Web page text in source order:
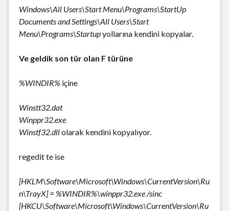
Windows\All Users\Start Menu\Programs\StartUp
Documents and Settings\All Users\Start
Menu\Programs\Startupyollarına kendini kopyalar.
Ve geldik son tür olan F türüne
%WINDIR% içine
Winstt32.dat
Winppr32.exe
Winstf32.dllolarak kendini kopyalıyor.
regedit te ise
[HKLM\Software\Microsoft\Windows\CurrentVersion\Ru
n\TrayX] = %WINDIR%\winppr32.exe /sinc
[HKCU\Software\Microsoft\Windows\CurrentVersion\Ru